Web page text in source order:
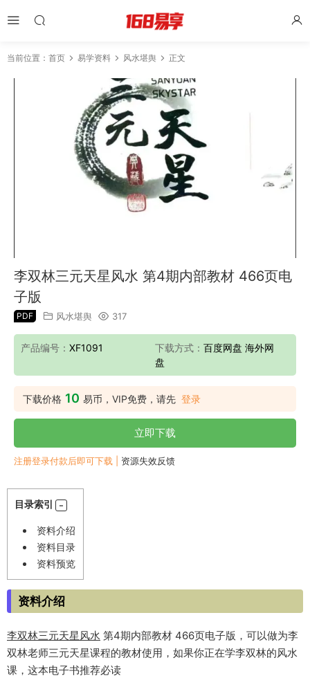
当前位置： 首页 易学资料 风水堪舆 正文
李双林三元天星风水 第4期内部教材 466页电
子版
PDF 风水堪舆 317
产品编号： XF1091 下载方式： 百度网盘 海外网
盘
下载价格 10 易币，VIP免费，请先 登录
立即下载
注册登录付款后即可下载 | 资源失效反馈
目录索引
资料介绍
资料目录
资料预览
资料介绍
李双林三元天星 风水 第4期内部教材 466页电子版，可以做为李
双林老师三元天星课程的教材使用，如果你正在学李双林的风水
课，这本电子书推荐必读